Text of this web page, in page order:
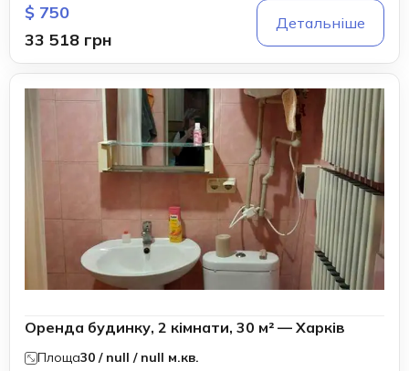
$ 750
33 518 грн
Детальніше
Оренда будинку, 2 кімнати, 30 м² — Харків
Площа30 / null / null м.кв.